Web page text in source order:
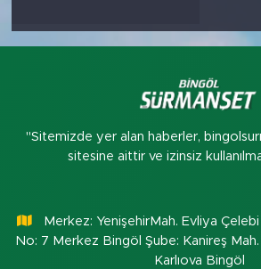
"Sitemizde yer alan haberler,
sitesine aittir ve izinsiz
Merkez: YenişehirMah. Evliya
No: 7 Merkez Bingöl Şube: Kanireş
Karlıova Bingöl